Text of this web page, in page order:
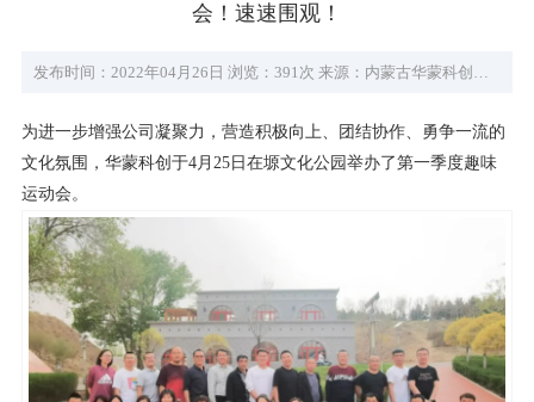
会！速速围观！
发布时间：2022年04月26日 浏览：391次 来源：内蒙古华蒙科创环保科技有限公司
为进一步增强公司凝聚力，营造积极向上、团结协作、勇争一流的
文化氛围，华蒙科创于4月25日在塬文化公园举办了第一季度趣味
运动会。